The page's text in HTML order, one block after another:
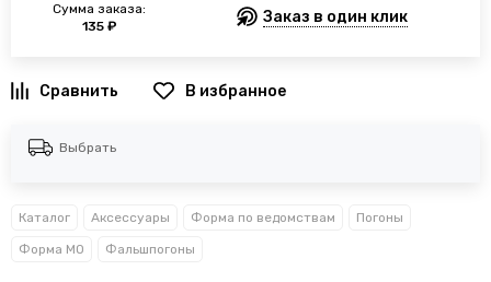
Сумма заказа:
135 ₽
Заказ в один клик
В избранное
Выбрать
Каталог Аксессуары Форма по ведомствам Погоны
Форма МО Фальшпогоны